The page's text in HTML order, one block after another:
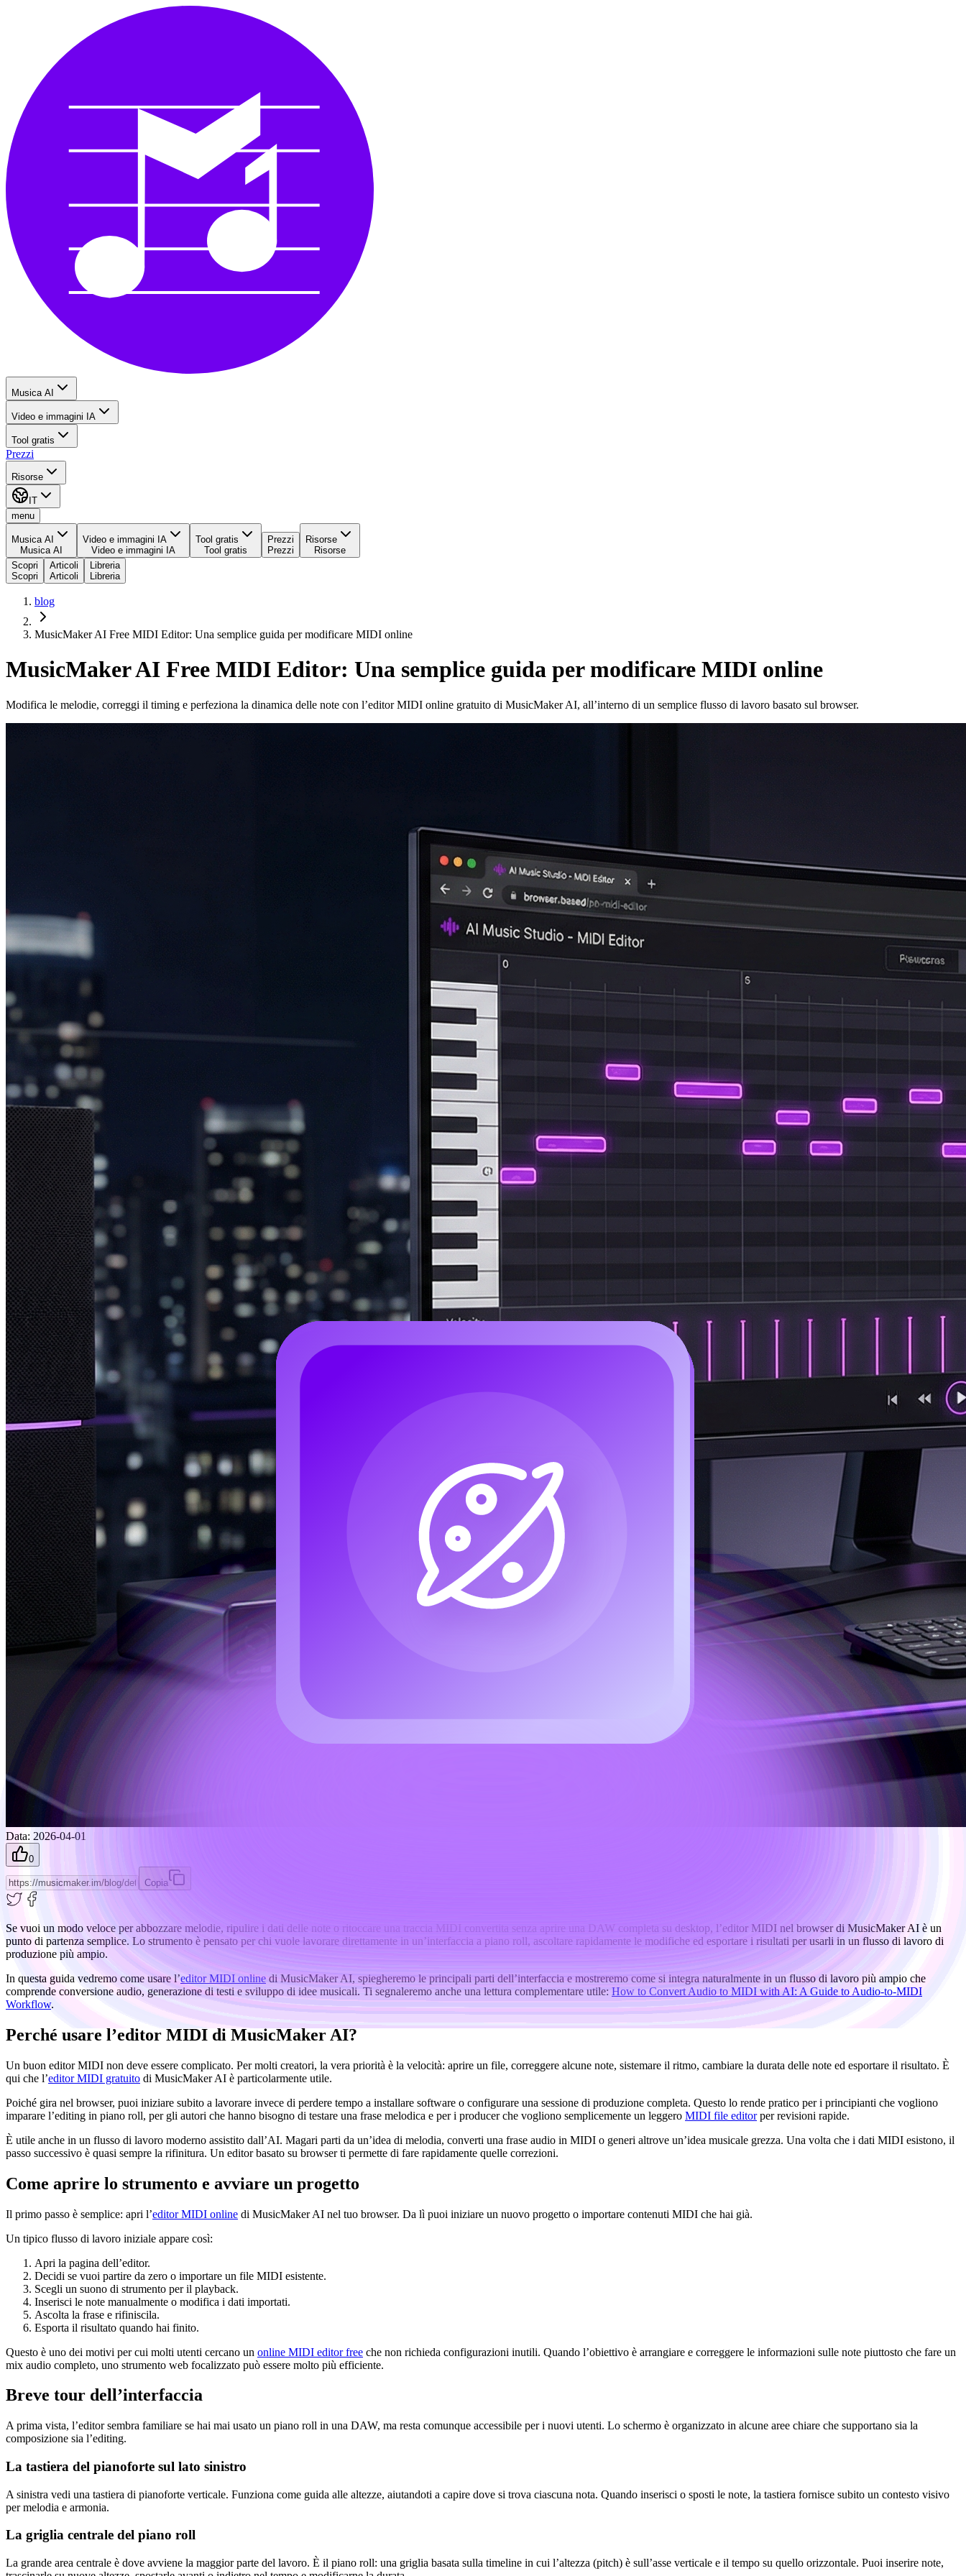
Musica AI
Video e immagini IA
Tool gratis
Prezzi
Risorse
IT
menu
Musica AI
Musica AI
Video e immagini IA
Video e immagini IA
Tool gratis
Tool gratis
Prezzi
Prezzi
Risorse
Risorse
Scopri
Scopri
Articoli
Articoli
Libreria
Libreria
blog
MusicMaker AI Free MIDI Editor: Una semplice guida per modificare MIDI online
MusicMaker AI Free MIDI Editor: Una semplice guida per modificare MIDI online
Modifica le melodie, correggi il timing e perfeziona la dinamica delle note con l’editor MIDI online gratuito di MusicMaker AI, all’interno di un semplice flusso di lavoro basato sul browser.
Data: 2026-04-01
0
Copia
Se vuoi un modo veloce per abbozzare melodie, ripulire i dati delle note o ritoccare una traccia MIDI convertita senza aprire una DAW completa su desktop, l’editor MIDI nel browser di MusicMaker AI è un
punto di partenza semplice. Lo strumento è pensato per chi vuole lavorare direttamente in un’interfaccia a piano roll, ascoltare rapidamente le modifiche ed esportare i risultati per usarli in un flusso di lavoro di
produzione più ampio.
In questa guida vedremo come usare l’editor MIDI online di MusicMaker AI, spiegheremo le principali parti dell’interfaccia e mostreremo come si integra naturalmente in un flusso di lavoro più ampio che
comprende conversione audio, generazione di testi e sviluppo di idee musicali. Ti segnaleremo anche una lettura complementare utile: How to Convert Audio to MIDI with AI: A Guide to Audio-to-MIDI
Workflow.
Perché usare l’editor MIDI di MusicMaker AI?
Un buon editor MIDI non deve essere complicato. Per molti creatori, la vera priorità è la velocità: aprire un file, correggere alcune note, sistemare il ritmo, cambiare la durata delle note ed esportare il risultato. È
qui che l’editor MIDI gratuito di MusicMaker AI è particolarmente utile.
Poiché gira nel browser, puoi iniziare subito a lavorare invece di perdere tempo a installare software o configurare una sessione di produzione completa. Questo lo rende pratico per i principianti che vogliono
imparare l’editing in piano roll, per gli autori che hanno bisogno di testare una frase melodica e per i producer che vogliono semplicemente un leggero MIDI file editorper revisioni rapide.
È utile anche in un flusso di lavoro moderno assistito dall’AI. Magari parti da un’idea di melodia, converti una frase audio in MIDI o generi altrove un’idea musicale grezza. Una volta che i dati MIDI esistono, il
passo successivo è quasi sempre la rifinitura. Un editor basato su browser ti permette di fare rapidamente quelle correzioni.
Come aprire lo strumento e avviare un progetto
Il primo passo è semplice: apri l’editor MIDI online di MusicMaker AI nel tuo browser. Da lì puoi iniziare un nuovo progetto o importare contenuti MIDI che hai già.
Un tipico flusso di lavoro iniziale appare così:
Apri la pagina dell’editor.
Decidi se vuoi partire da zero o importare un file MIDI esistente.
Scegli un suono di strumento per il playback.
Inserisci le note manualmente o modifica i dati importati.
Ascolta la frase e rifiniscila.
Esporta il risultato quando hai finito.
Questo è uno dei motivi per cui molti utenti cercano un online MIDI editor free che non richieda configurazioni inutili. Quando l’obiettivo è arrangiare e correggere le informazioni sulle note piuttosto che fare un
mix audio completo, uno strumento web focalizzato può essere molto più efficiente.
Breve tour dell’interfaccia
A prima vista, l’editor sembra familiare se hai mai usato un piano roll in una DAW, ma resta comunque accessibile per i nuovi utenti. Lo schermo è organizzato in alcune aree chiare che supportano sia la
composizione sia l’editing.
La tastiera del pianoforte sul lato sinistro
A sinistra vedi una tastiera di pianoforte verticale. Funziona come guida alle altezze, aiutandoti a capire dove si trova ciascuna nota. Quando inserisci o sposti le note, la tastiera fornisce subito un contesto visivo
per melodia e armonia.
La griglia centrale del piano roll
La grande area centrale è dove avviene la maggior parte del lavoro. È il piano roll: una griglia basata sulla timeline in cui l’altezza (pitch) è sull’asse verticale e il tempo su quello orizzontale. Puoi inserire note,